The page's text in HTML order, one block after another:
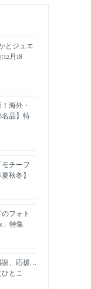
とジュエ
月18
海外・
名品】特
チーフ
秋冬】
フォト
」特集
謝、応援…
とこ